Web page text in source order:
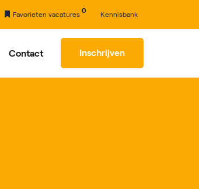
Favorieten vacatures
0
Kennisbank
Contact Inschrijven